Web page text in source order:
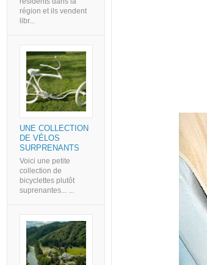
région et ils vendent
libr...
UNE COLLECTION
DE VÉLOS
SURPRENANTS
Voici une petite
collection de
bicyclettes plutôt
suprenantes... ...